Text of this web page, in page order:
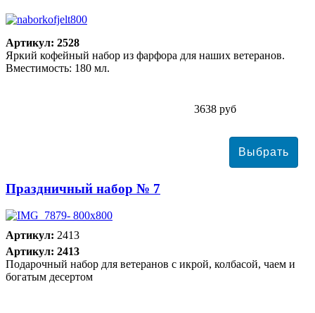
Артикул: 2528
Яркий кофейный набор из фарфора для наших ветеранов.
Вместимость: 180 мл.
3638 руб
Праздничный набор № 7
Артикул: 2413
Артикул: 2413
Подарочный набор для ветеранов с икрой, колбасой, чаем и
богатым десертом